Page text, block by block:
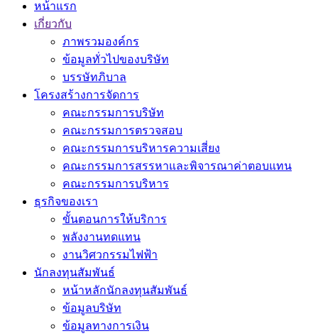
หน้าแรก
เกี่ยวกับ
ภาพรวมองค์กร
ข้อมูลทั่วไปของบริษัท
บรรษัทภิบาล
โครงสร้างการจัดการ
คณะกรรมการบริษัท
คณะกรรมการตรวจสอบ
คณะกรรมการบริหารความเสี่ยง
คณะกรรมการสรรหาและพิจารณาค่าตอบแทน
คณะกรรมการบริหาร
ธุรกิจของเรา
ขั้นตอนการให้บริการ
พลังงานทดแทน
งานวิศวกรรมไฟฟ้า
นักลงทุนสัมพันธ์
หน้าหลักนักลงทุนสัมพันธ์
ข้อมูลบริษัท
ข้อมูลทางการเงิน